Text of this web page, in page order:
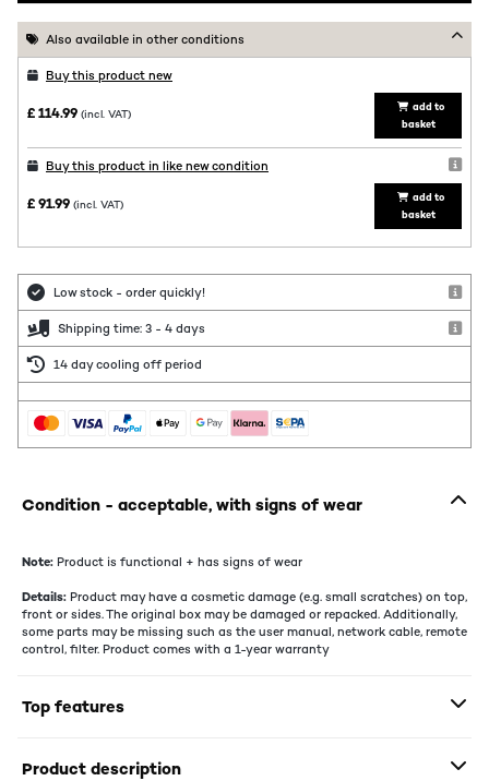
Also available in other conditions
Buy this product new
£ 114.99 (incl. VAT)
add to
basket
Buy this product in like new condition
£ 91.99 (incl. VAT)
add to
basket
Low stock - order quickly!
Shipping time: 3 - 4 days
14 day cooling off period
Condition - acceptable, with signs of wear
Note: Product is functional + has signs of wear
Details: Product may have a cosmetic damage (e.g. small scratches) on top,
front or sides. The original box may be damaged or repacked. Additionally,
some parts may be missing such as the user manual, network cable, remote
control, filter. Product comes with a 1-year warranty
Top features
Product description